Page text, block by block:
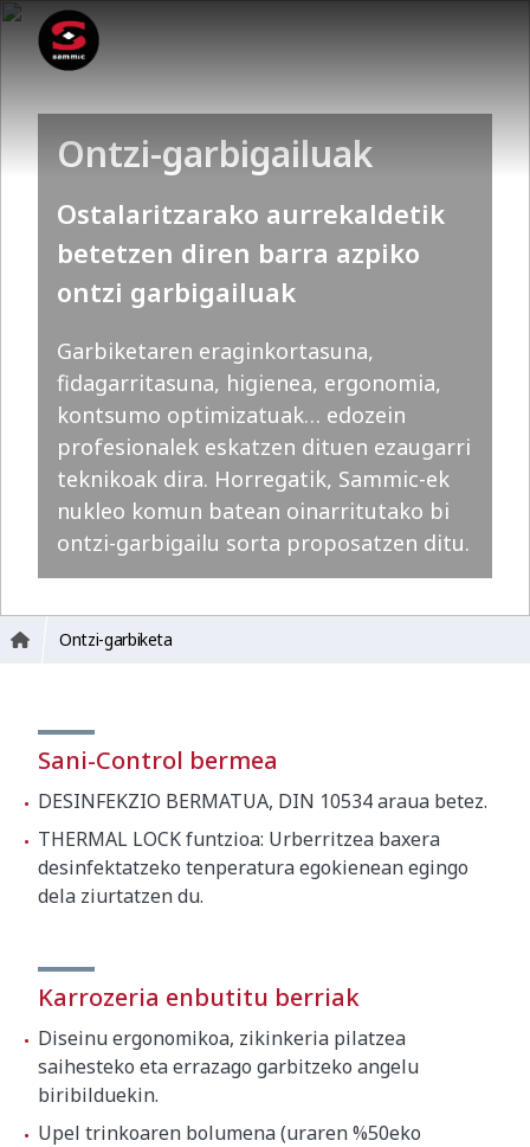
Ontzi-garbigailuak
Ostalaritzarako aurrekaldetik
betetzen diren barra azpiko
ontzi garbigailuak
Garbiketaren eraginkortasuna,
fidagarritasuna, higienea, ergonomia,
kontsumo optimizatuak… edozein
profesionalek eskatzen dituen ezaugarri
teknikoak dira. Horregatik, Sammic-ek
nukleo komun batean oinarritutako bi
ontzi-garbigailu sorta proposatzen ditu.
Ontzi-garbiketa
Sani-Control bermea
DESINFEKZIO BERMATUA, DIN 10534 araua betez.
THERMAL LOCK funtzioa: Urberritzea baxera
desinfektatzeko tenperatura egokienean egingo
dela ziurtatzen du.
Karrozeria enbutitu berriak
Diseinu ergonomikoa, zikinkeria pilatzea
saihesteko eta errazago garbitzeko angelu
biribilduekin.
Upel trinkoaren bolumena (uraren %50eko